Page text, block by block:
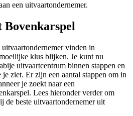
een uitvaartondernemer.
vinden in
klus blijken. Je kunt nu
uitvaartcentrum binnen stappen en
je ziet. Er zijn een aantal stappen om in
je zoekt naar een
Lees hieronder verder om
de beste uitvaartondernemer uit